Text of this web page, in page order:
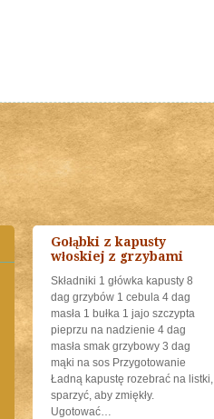
Gołąbki z kapusty
włoskiej z grzybami
Składniki 1 główka kapusty 8
dag grzybów 1 cebula 4 dag
masła 1 bułka 1 jajo szczypta
pieprzu na nadzienie 4 dag
masła smak grzybowy 3 dag
mąki na sos Przygotowanie
Ładną kapustę rozebrać na listki,
sparzyć, aby zmiękły.
Ugotować…